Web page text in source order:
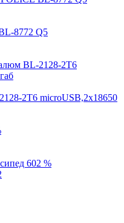
8772 Q5
2T6 microUSB,2х18650
%